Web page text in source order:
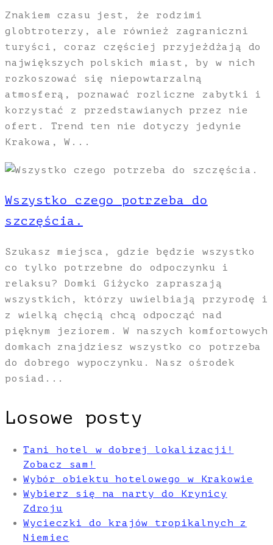
Znakiem czasu jest, że rodzimi
globtroterzy, ale również zagraniczni
turyści, coraz częściej przyjeżdżają do
największych polskich miast, by w nich
rozkoszować się niepowtarzalną
atmosferą, poznawać rozliczne zabytki i
korzystać z przedstawianych przez nie
ofert. Trend ten nie dotyczy jedynie
Krakowa, W...
Wszystko czego potrzeba do
szczęścia.
Szukasz miejsca, gdzie będzie wszystko
co tylko potrzebne do odpoczynku i
relaksu? Domki Giżycko zapraszają
wszystkich, którzy uwielbiają przyrodę i
z wielką chęcią chcą odpocząć nad
pięknym jeziorem. W naszych komfortowych
domkach znajdziesz wszystko co potrzeba
do dobrego wypoczynku. Nasz ośrodek
posiad...
Losowe posty
Tani hotel w dobrej lokalizacji!
Zobacz sam!
Wybór obiektu hotelowego w Krakowie
Wybierz się na narty do Krynicy
Zdroju
Wycieczki do krajów tropikalnych z
Niemiec